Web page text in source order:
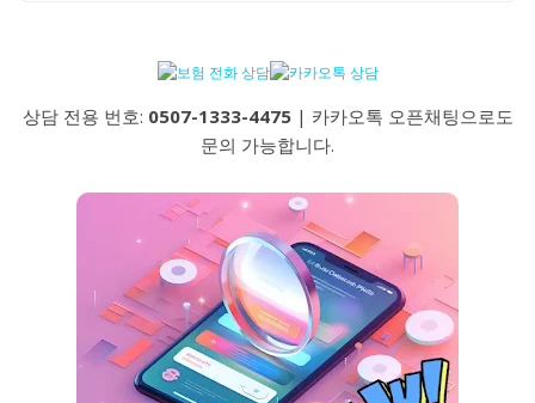
상담 전용 번호: 0507-1333-4475| 카카오톡 오픈채팅으로도
문의 가능합니다.